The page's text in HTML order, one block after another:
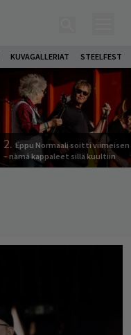
KUVAGALLERIAT STEELFEST
2. Eppu Normaali soitti viimeisen
– nämä kappaleet sillä kuultiin